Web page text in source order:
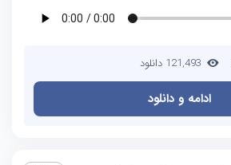
121,493 دانلود
ادامه و دانلود